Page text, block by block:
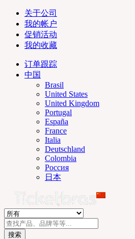
关于公司
我的帐户
促销活动
我的收藏
订单跟踪
中国
Brasil
United States
United Kingdom
Portugal
España
France
Italia
Deutschland
Colombia
Россия
日本
搜索